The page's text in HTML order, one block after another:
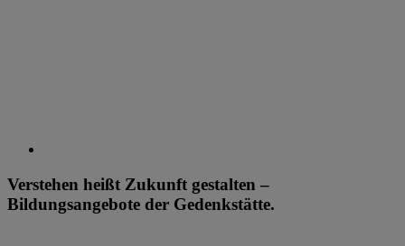
Verstehen heißt Zukunft gestalten –
Bildungsangebote der Gedenkstätte.